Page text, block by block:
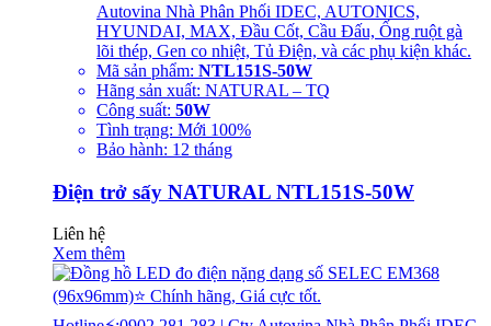
Autovina Nhà Phân Phối IDEC, AUTONICS,
HYUNDAI, MAX, Đầu Cốt, Cầu Đấu, Ống ruột gà
lõi thép, Gen co nhiệt, Tủ Điện, và các phụ kiện khác.
Mã sản phẩm: NTL151S-50W
Hãng sản xuất: NATURAL – TQ
Công suất: 50W
Tình trạng: Mới 100%
Bảo hành: 12 tháng
Điện trở sấy NATURAL NTL151S-50W
Liên hệ
Xem thêm